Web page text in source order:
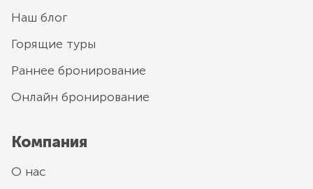
Наш блог
Горящие туры
Раннее бронирование
Онлайн бронирование
Компания
О нас